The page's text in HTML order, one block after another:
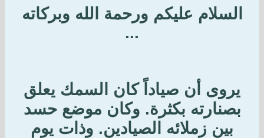
السلام عليكم ورحمة الله وبركاته
...
يروى أن صياداً كان السمك يعلق
بصنارته بكثرة. وكان موضع حسد
بين زملائه الصيادين. وذات يوم